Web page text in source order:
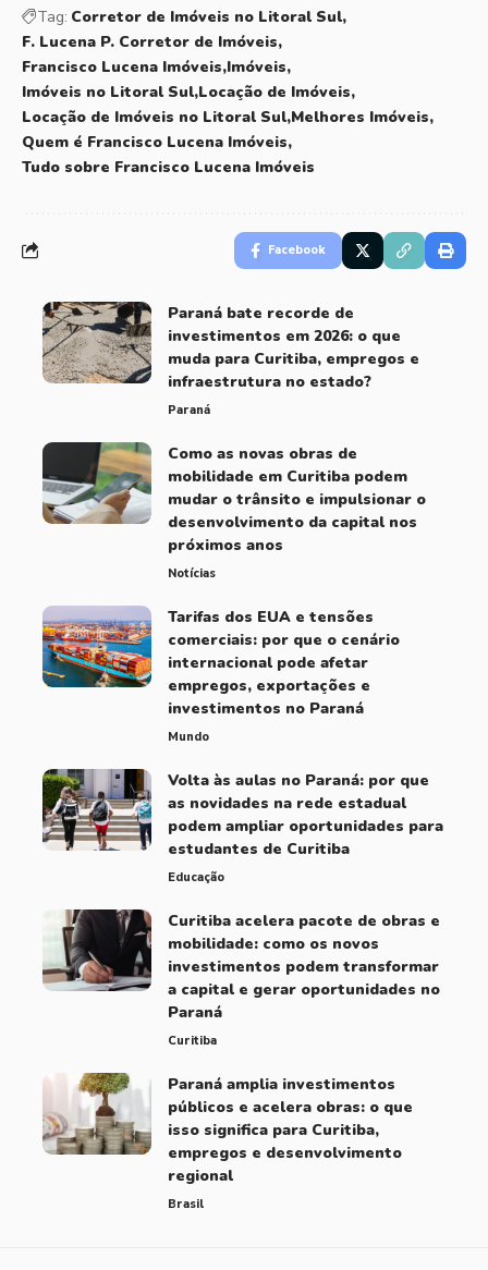
Tag: Corretor de Imóveis no Litoral Sul
F. Lucena P. Corretor de Imóveis
Francisco Lucena Imóveis Imóveis
Imóveis no Litoral Sul Locação de Imóveis
Locação de Imóveis no Litoral Sul Melhores Imóveis
Quem é Francisco Lucena Imóveis
Tudo sobre Francisco Lucena Imóveis
Facebook
Paraná bate recorde de
investimentos em 2026: o que
muda para Curitiba, empregos e
infraestrutura no estado?
Paraná
Como as novas obras de
mobilidade em Curitiba podem
mudar o trânsito e impulsionar o
desenvolvimento da capital nos
próximos anos
Notícias
Tarifas dos EUA e tensões
comerciais: por que o cenário
internacional pode afetar
empregos, exportações e
investimentos no Paraná
Mundo
Volta às aulas no Paraná: por que
as novidades na rede estadual
podem ampliar oportunidades para
estudantes de Curitiba
Educação
Curitiba acelera pacote de obras e
mobilidade: como os novos
investimentos podem transformar
a capital e gerar oportunidades no
Paraná
Curitiba
Paraná amplia investimentos
públicos e acelera obras: o que
isso significa para Curitiba,
empregos e desenvolvimento
regional
Brasil